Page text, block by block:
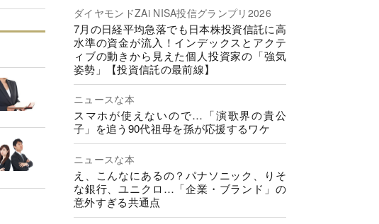
ダイヤモンドZAi NISA投信グランプリ2026
7月の日経平均急落でも日本株投資信託に高
水準の資金が流入！インデックスとアクテ
ィブの動きから見えた個人投資家の「強気
姿勢」【投資信託の最前線】
ニュースな本
スマホが使えないので…「演歌界の貴公
子」を追う90代祖母を孫が応援するワケ
ニュースな本
え、こんなにあるの？パナソニック、りそ
な銀行、ユニクロ…「企業・ブランド」の
意外すぎる共通点